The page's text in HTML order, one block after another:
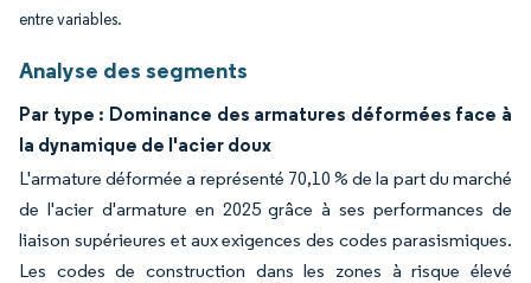
entre variables.
Analyse des segments
Par type : Dominance des armatures déformées face à
la dynamique de l'acier doux
L'armature déformée a représenté 70,10 % de la part du marché
de l'acier d'armature en 2025 grâce à ses performances de
liaison supérieures et aux exigences des codes parasismiques.
Les codes de construction dans les zones à risque élevé